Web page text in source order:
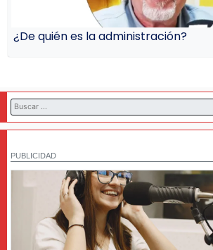
¿De quién es la administración?
PUBLICIDAD